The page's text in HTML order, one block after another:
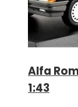
Alfa
1:43